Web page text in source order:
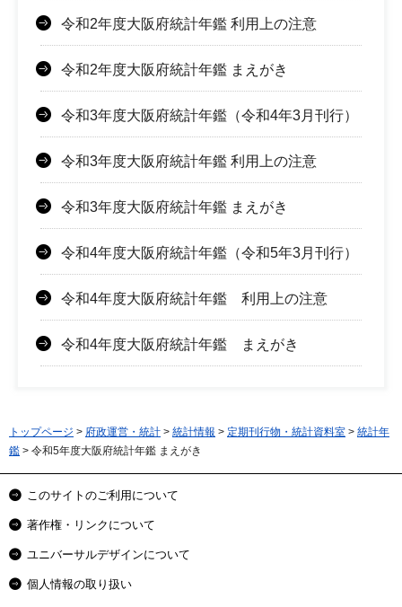
令和2年度大阪府統計年鑑 利用上の注意
令和2年度大阪府統計年鑑 まえがき
令和3年度大阪府統計年鑑（令和4年3月刊行）
令和3年度大阪府統計年鑑 利用上の注意
令和3年度大阪府統計年鑑 まえがき
令和4年度大阪府統計年鑑（令和5年3月刊行）
令和4年度大阪府統計年鑑 利用上の注意
令和4年度大阪府統計年鑑 まえがき
トップページ > 府政運営・統計 > 統計情報 > 定期刊行物・統計資料室 > 統計年
鑑 > 令和5年度大阪府統計年鑑 まえがき
このサイトのご利用について
著作権・リンクについて
ユニバーサルデザインについて
個人情報の取り扱い